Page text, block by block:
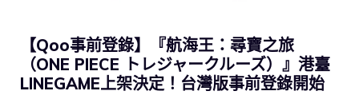
【Qoo事前登錄】『航海王：尋寶之旅
（ONE PIECE トレジャークルーズ）』港臺
LINEGAME上架決定！台灣版事前登錄開始